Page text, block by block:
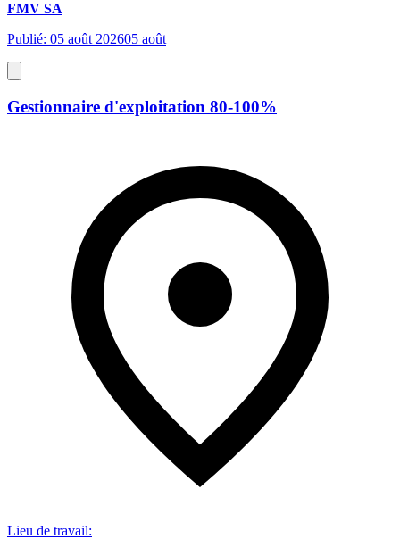
FMV SA
Publié: 05 août 202605 août
Gestionnaire d'exploitation 80-100%
Lieu de travail: